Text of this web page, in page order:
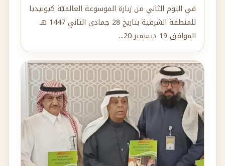
في اليوم الثاني من زيارة الموسوعة العالميّة كيوبيديا
للمنطقة الشرقية بتاريخ 28 جمادى الثاني 1447 هـ
الموافق 19 ديسمبر 20...